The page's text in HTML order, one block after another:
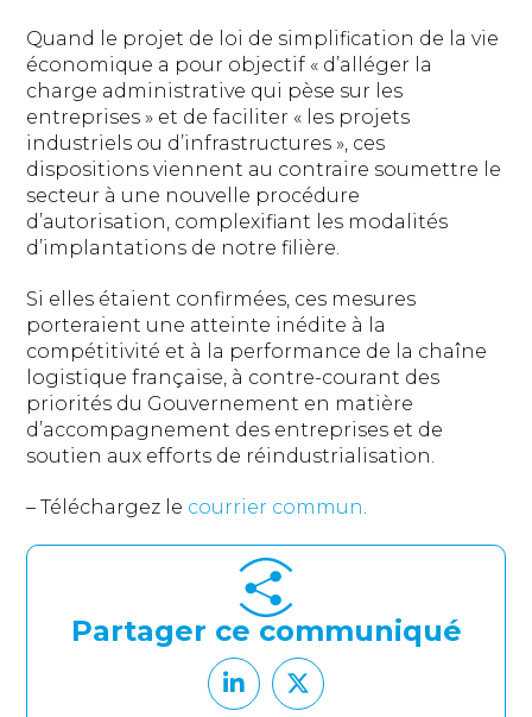
Quand le projet de loi de simplification de la vie
économique a pour objectif « d’alléger la
charge administrative qui pèse sur les
entreprises » et de faciliter « les projets
industriels ou d’infrastructures », ces
dispositions viennent au contraire soumettre le
secteur à une nouvelle procédure
d’autorisation, complexifiant les modalités
d’implantations de notre filière.
Si elles étaient confirmées, ces mesures
porteraient une atteinte inédite à la
compétitivité et à la performance de la chaîne
logistique française, à contre-courant des
priorités du Gouvernement en matière
d’accompagnement des entreprises et de
soutien aux efforts de réindustrialisation.
– Téléchargez le courrier commun
Partager ce communiqué